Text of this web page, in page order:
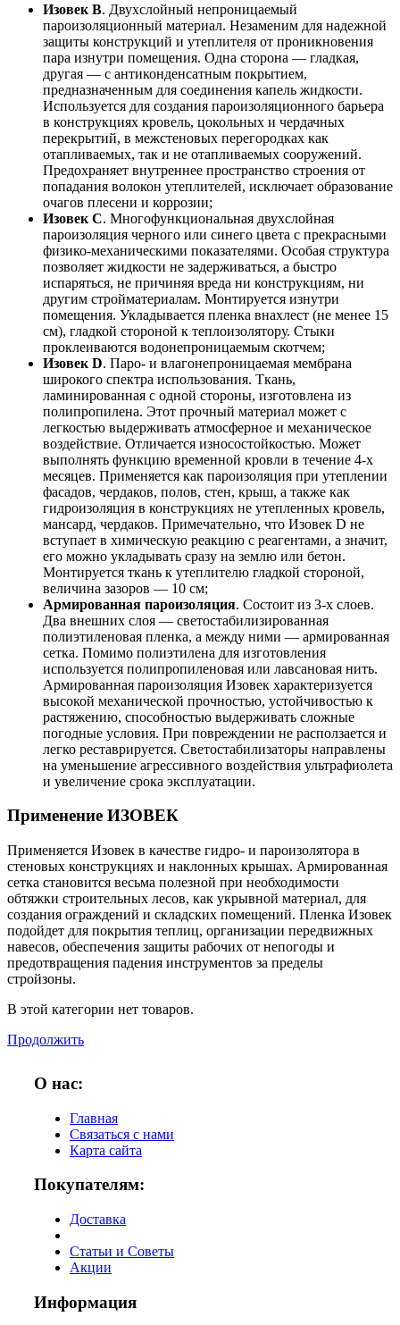
Изовек В. Двухслойный непроницаемый
пароизоляционный материал. Незаменим для надежной
защиты конструкций и утеплителя от проникновения
пара изнутри помещения. Одна сторона — гладкая,
другая — с антиконденсатным покрытием,
предназначенным для соединения капель жидкости.
Используется для создания пароизоляционного барьера
в конструкциях кровель, цокольных и чердачных
перекрытий, в межстеновых перегородках как
отапливаемых, так и не отапливаемых сооружений.
Предохраняет внутреннее пространство строения от
попадания волокон утеплителей, исключает образование
очагов плесени и коррозии;
Изовек С. Многофункциональная двухслойная
пароизоляция черного или синего цвета с прекрасными
физико-механическими показателями. Особая структура
позволяет жидкости не задерживаться, а быстро
испаряться, не причиняя вреда ни конструкциям, ни
другим стройматериалам. Монтируется изнутри
помещения. Укладывается пленка внахлест (не менее 15
см), гладкой стороной к теплоизолятору. Стыки
проклеиваются водонепроницаемым скотчем;
Изовек D. Паро- и влагонепроницаемая мембрана
широкого спектра использования. Ткань,
ламинированная с одной стороны, изготовлена из
полипропилена. Этот прочный материал может с
легкостью выдерживать атмосферное и механическое
воздействие. Отличается износостойкостью. Может
выполнять функцию временной кровли в течение 4-х
месяцев. Применяется как пароизоляция при утеплении
фасадов, чердаков, полов, стен, крыш, а также как
гидроизоляция в конструкциях не утепленных кровель,
мансард, чердаков. Примечательно, что Изовек D не
вступает в химическую реакцию с реагентами, а значит,
его можно укладывать сразу на землю или бетон.
Монтируется ткань к утеплителю гладкой стороной,
величина зазоров — 10 см;
Армированная пароизоляция. Состоит из 3-х слоев.
Два внешних слоя — светостабилизированная
полиэтиленовая пленка, а между ними — армированная
сетка. Помимо полиэтилена для изготовления
используется полипропиленовая или лавсановая нить.
Армированная пароизоляция Изовек характеризуется
высокой механической прочностью, устойчивостью к
растяжению, способностью выдерживать сложные
погодные условия. При повреждении не расползается и
легко реставрируется. Светостабилизаторы направлены
на уменьшение агрессивного воздействия ультрафиолета
и увеличение срока эксплуатации.
Применение ИЗОВЕК
Применяется Изовек в качестве гидро- и пароизолятора в
стеновых конструкциях и наклонных крышах. Армированная
сетка становится весьма полезной при необходимости
обтяжки строительных лесов, как укрывной материал, для
создания ограждений и складских помещений. Пленка Изовек
подойдет для покрытия теплиц, организации передвижных
навесов, обеспечения защиты рабочих от непогоды и
предотвращения падения инструментов за пределы
стройзоны.
В этой категории нет товаров.
Продолжить
О нас:
Главная
Связаться с нами
Карта сайта
Покупателям:
Доставка
Статьи и Советы
Акции
Информация